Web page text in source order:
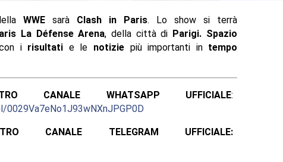
WWEsarà Clash in Paris. Lo show si terrà
La Défense Arena, della città di Parigi. Spazio
i risultati e le notizie più importanti in tempo
CANALE WHATSAPP UFFICIALE:
CANALE TELEGRAM UFFICIALE: